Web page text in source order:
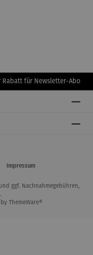
Rabatt für Newsletter-Abo
Impressum
und ggf. Nachnahmegebühren,
ThemeWare®